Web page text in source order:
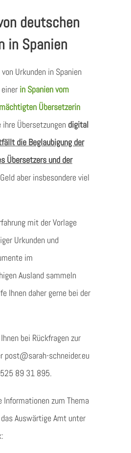
deutschen
in Spanien
Urkunden in Spanien
in Spanien vom
Übersetzerin
Übersetzungen digital
die Beglaubigung der
Übersetzers und der
aber insbesondere viel
mit der Vorlage
Urkunden und
im
Ausland sammeln
Ihnen daher gerne bei der
bei Rückfragen zur
post@sarah-schneider.eu
89 31 895.
Informationen zum Thema
Auswärtige Amt unter